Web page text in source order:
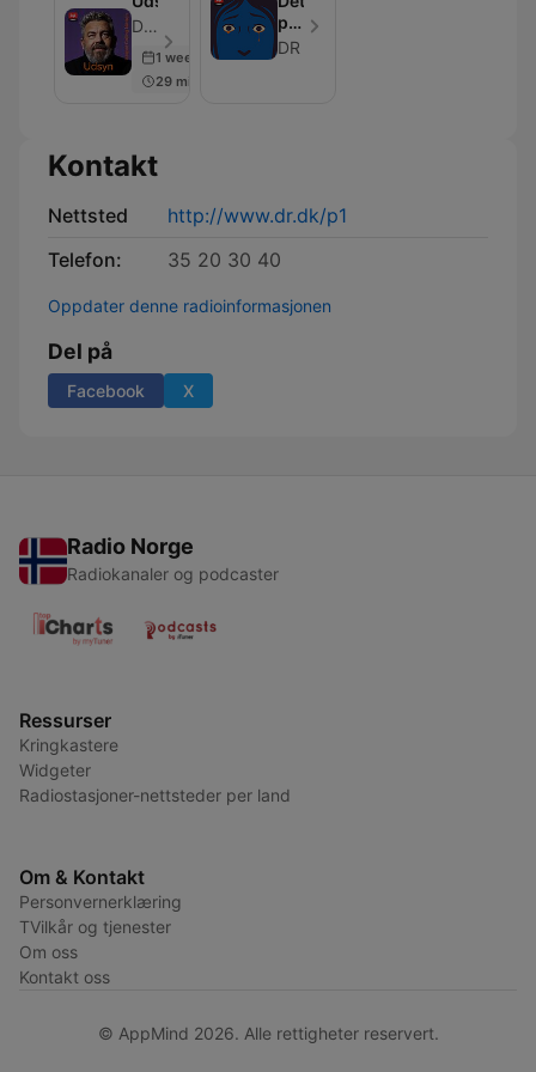
DR - Episode 26
1 week ago
29 min
perfekte
offer
DR
Kontakt
Nettsted
http://www.dr.dk/p1
Telefon:
35 20 30 40
Oppdater denne radioinformasjonen
Del på
Facebook X
Radio Norge
Radiokanaler og podcaster
Ressurser
Kringkastere
Widgeter
Radiostasjoner-nettsteder per land
Om & Kontakt
Personvernerklæring
TVilkår og tjenester
Om oss
Kontakt oss
© AppMind 2026. Alle rettigheter reservert.